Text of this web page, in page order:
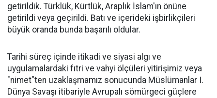
getirildik. Türklük, Kürtlük, Araplık İslam'ın önüne
getirildi veya geçirildi. Batı ve içerideki işbirlikçileri
büyük oranda bunda başarılı oldular.
Tarihi süreç içinde itikadi ve siyasi algı ve
uygulamalardaki fıtri ve vahyi ölçüleri yitirişimiz veya
"nimet"ten uzaklaşmamız sonucunda Müslümanlar I.
Dünya Savaşı itibariyle Avrupalı sömürgeci güçlere